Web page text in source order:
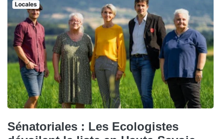
Locales
Sénatoriales : Les Ecologistes